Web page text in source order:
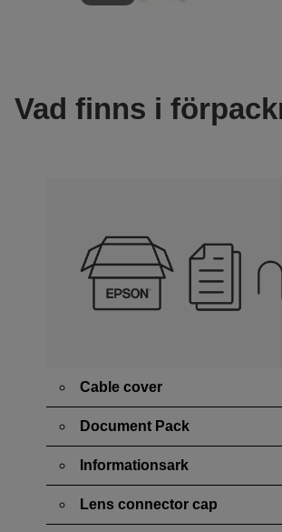
Vad finns i
Cable cover
Document Pack
Informationsark
Lens connector cap